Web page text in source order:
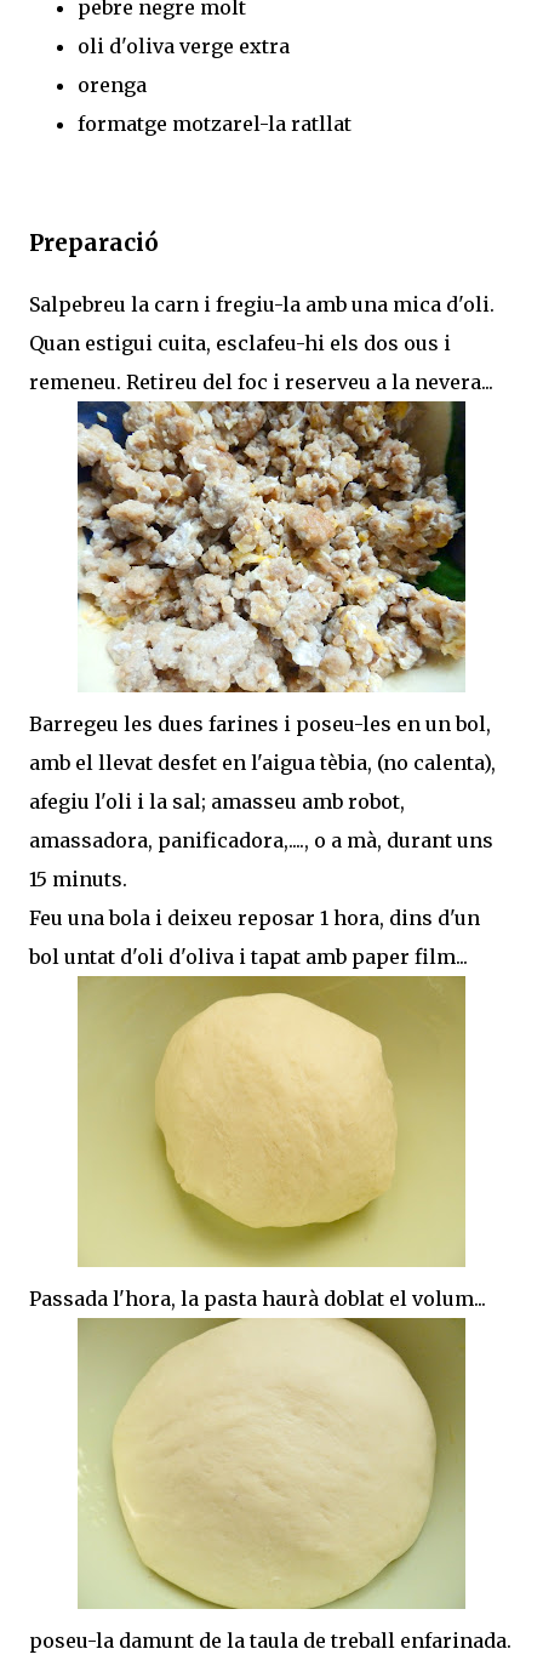
pebre negre molt
oli d'oliva verge extra
orenga
formatge motzarel-la ratllat
Preparació
Salpebreu la carn i fregiu-la amb una mica d'oli.
Quan estigui cuita, esclafeu-hi els dos ous i
remeneu. Retireu del foc i reserveu a la nevera...
Barregeu les dues farines i poseu-les en un bol,
amb el llevat desfet en l'aigua tèbia, (no calenta),
afegiu l'oli i la sal; amasseu amb robot,
amassadora, panificadora,...., o a mà, durant uns
15 minuts.
Feu una bola i deixeu reposar 1 hora, dins d'un
bol untat d'oli d'oliva i tapat amb paper film...
Passada l'hora, la pasta haurà doblat el volum...
poseu-la damunt de la taula de treball enfarinada.